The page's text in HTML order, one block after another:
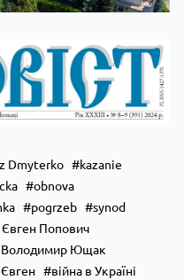
кожному, незалежно від віку
Dmyterko
kazanie
obnova
pogrzeb
synod
Євген Попович
Володимир Ющак
війна в Україні